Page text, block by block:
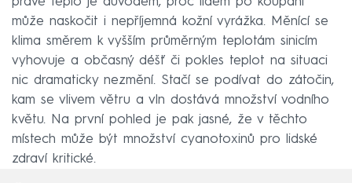
může naskočit i nepříjemná kožní vyrážka. Měnící se
klima směrem k vyšším průměrným teplotám sinicím
vyhovuje a občasný déšť či pokles teplot na situaci
nic dramaticky nezmění. Stačí se podívat do zátočin,
kam se vlivem větru a vln dostává množství vodního
květu. Na první pohled je pak jasné, že v těchto
místech může být množství cyanotoxinů pro lidské
zdraví kritické.